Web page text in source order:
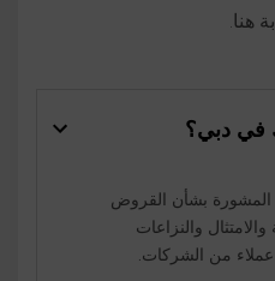
هنا.
في دبي؟
بشأن القروض
والامتثال والنزاعات
من الشركات.